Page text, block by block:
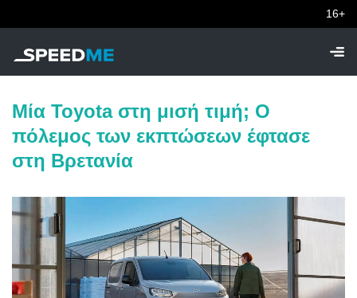
16+
Μία Toyota στη μισή τιμή; Ο
πόλεμος των εκπτώσεων έφτασε
στη Βρετανία